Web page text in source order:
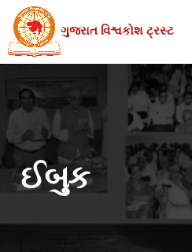
Skip
the
ગુજરાત વિશ્વકોશ ટ્રસ્ટ
ઈબુક